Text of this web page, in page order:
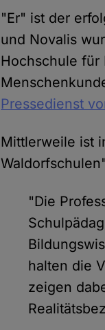
"Er" ist der
und Novalis
Hochschule für
Pressedienst
Mittlerweile ist
"Die
halten die
zeigen